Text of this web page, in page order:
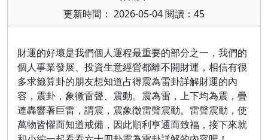
更新時間： 2026-05-04 閱讀：45
財運的好壞是我們個人運程最重要的部分之一，我們的
個人事業發展、投資生意經營都離不開財運，相信有很
多求籤算卦的朋友想知道占得震為雷卦詳解財運的內
容，震卦，象徵雷聲、震動。震為雷，上下均為震，疊
連轟響著巨雷，謂震，震象徵雷聲震動。雷聲震動，使
萬物皆懼而知道戒備，因此順利亨通而致福，接下來就